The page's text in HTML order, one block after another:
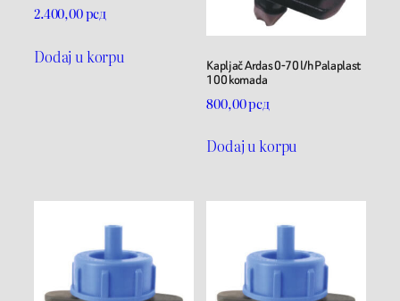
2.400,00рсд
Dodaj u korpu
Kapljač Ardas 0-70 l/h Palaplast
100 komada
800,00рсд
Dodaj u korpu